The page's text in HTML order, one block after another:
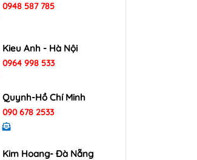
0948 587 785
Kieu Anh - Hà Nội
0964 998 533
Quynh-Hồ Chí Minh
090 678 2533
Kim Hoang- Đà Nẵng